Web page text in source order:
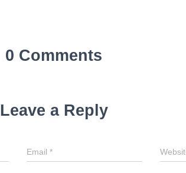
0 Comments
Leave a Reply
Email*